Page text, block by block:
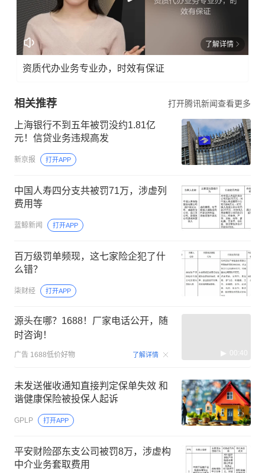
了解详情
资质代办业务专业办，时效有保证
相关推荐 打开腾讯新闻查看更多
上海银行不到五年被罚没约1.81亿
元！信贷业务违规高发
新京报 打开APP
中国人寿四分支共被罚71万，涉虚列
费用等
蓝鲸新闻 打开APP
百万级罚单频现，这七家险企犯了什
么错？
柒财经 打开APP
源头在哪？1688！厂家电话公开，随
时咨询！
广告 1688低价好物 了解详情 00:40
未发送催收通知直接判定保单失效 和
谐健康保险被投保人起诉
GPLP 打开APP
平安财险邵东支公司被罚8万，涉虚构
中介业务套取费用